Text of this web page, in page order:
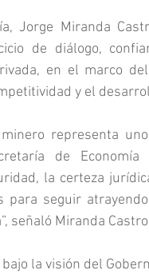
Jorge Miranda
de diálogo,
en el marco
y el
minero representa
de
la certeza
para seguir
señaló Miranda
la visión del